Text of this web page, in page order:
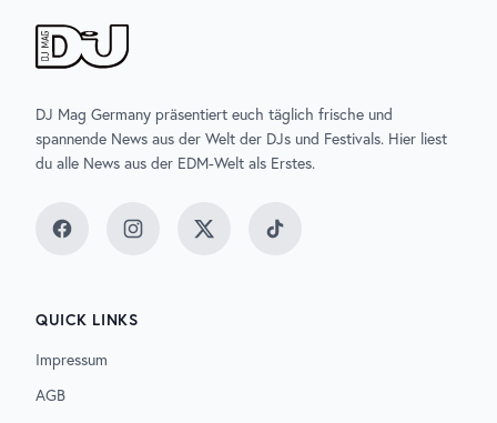
DJ Mag Germany präsentiert euch täglich frische und
spannende News aus der Welt der DJs und Festivals. Hier liest
du alle News aus der EDM-Welt als Erstes.
FacebookInstagramTwitter TikTok
QUICK LINKS
Impressum
AGB